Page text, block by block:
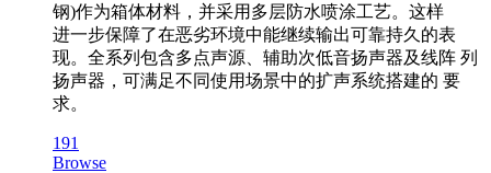
钢)作为箱体材料，并采用多层防水喷涂工艺。这样
进一步保障了在恶劣环境中能继续输出可靠持久的表
现。全系列包含多点声源、辅助次低音扬声器及线阵 列
扬声器，可满足不同使用场景中的扩声系统搭建的 要
求。
191
Browse